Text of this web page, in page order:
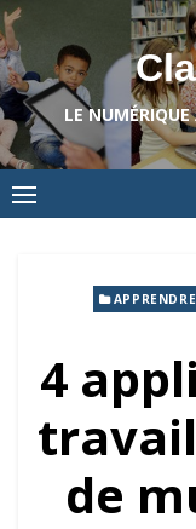
Skip
to
content
LE NUMÉRIQUE
4
de